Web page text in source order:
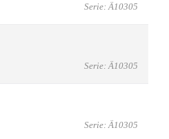
Serie: Ä10305
Serie: Ä10305
Serie: Ä10305